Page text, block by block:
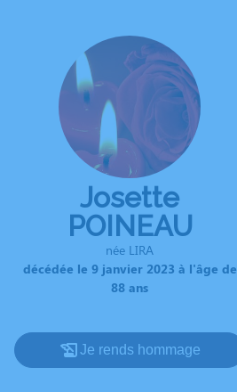
Josette
POINEAU
née LIRA
décédée le 9 janvier 2023 à l'âge de
88 ans
Je rends hommage